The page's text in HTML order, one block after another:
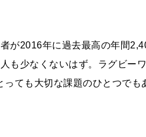
が2016年に過去最高の年間
も少なくないはず。ラグビー
っても大切な課題のひとつでも